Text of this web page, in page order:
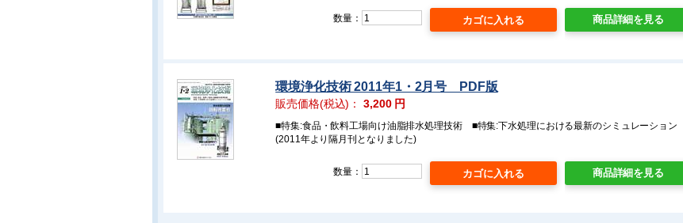
商品詳細を見る
数量：
環境浄化技術 2011年1・2月号 PDF版
販売価格(税込)：3,200円
■特集:食品・飲料工場向け油脂排水処理技術 ■特集:下水処理における最新のシミュレーション
(2011年より隔月刊となりました)
商品詳細を見る
数量：